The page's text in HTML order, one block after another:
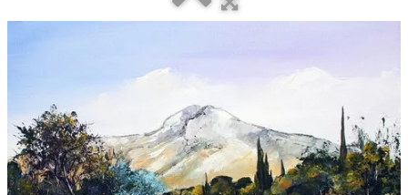
L'artiste
Vente▼
Boutique